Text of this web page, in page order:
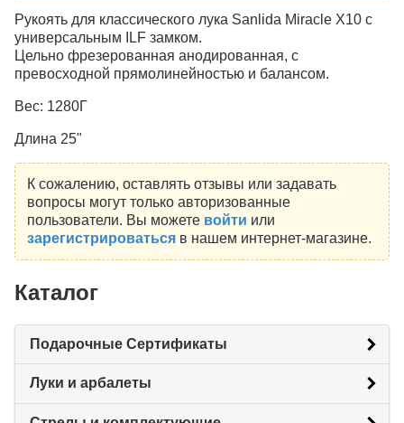
Рукоять для классического лука Sanlida Miracle X10 с
универсальным ILF замком.
Цельно фрезерованная анодированная, с
превосходной прямолинейностью и балансом.
Вес: 1280Г
Длина 25"
К сожалению, оставлять отзывы или задавать
вопросы могут только авторизованные
пользователи. Вы можете войти или
зарегистрироватьсяв нашем интернет-магазине.
Каталог
Подарочные Сертификаты
Луки и арбалеты